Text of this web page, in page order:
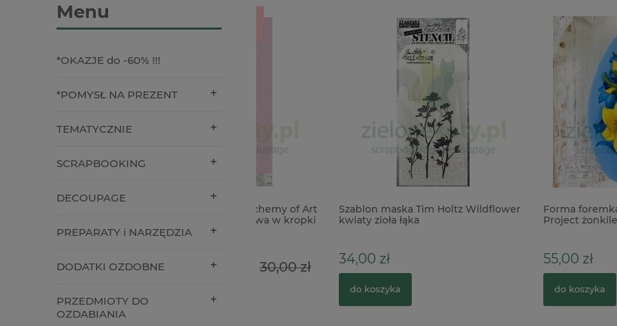
Menu
*OKAZJE do -60% !!!
*POMYSŁ NA PREZENT
TEMATYCZNIE
SCRAPBOOKING
DECOUPAGE
PREPARATY i NARZĘDZIA
DODATKI OZDOBNE
PRZEDMIOTY DO
OZDABIANIA
-34%
19,90 zł Cena regularna: 30,00 zł
do koszyka
Szablon maska Tim Holtz Wildflower
kwiaty zioła łąka
34,00 zł
Forma foremka silikonowa